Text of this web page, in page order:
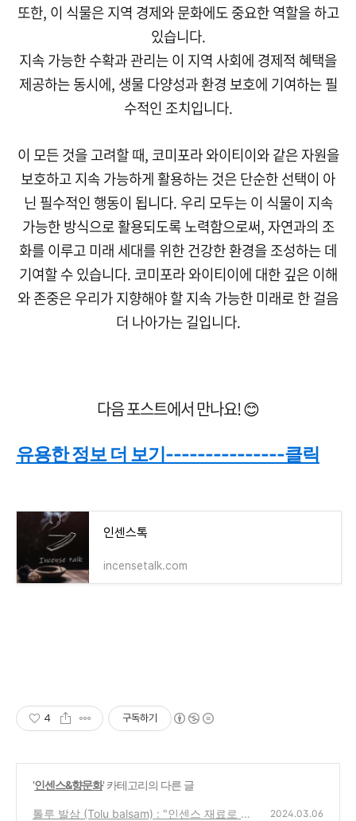
또한, 이 식물은 지역 경제와 문화에도 중요한 역할을 하고
있습니다.
지속 가능한 수확과 관리는 이 지역 사회에 경제적 혜택을
제공하는 동시에, 생물 다양성과 환경 보호에 기여하는 필
수적인 조치입니다.
이 모든 것을 고려할 때, 코미포라 와이티이와 같은 자원을
보호하고 지속 가능하게 활용하는 것은 단순한 선택이 아
닌 필수적인 행동이 됩니다. 우리 모두는 이 식물이 지속
가능한 방식으로 활용되도록 노력함으로써, 자연과의 조
화를 이루고 미래 세대를 위한 건강한 환경을 조성하는 데
기여할 수 있습니다. 코미포라 와이티이에 대한 깊은 이해
와 존중은 우리가 지향해야 할 지속 가능한 미래로 한 걸음
더 나아가는 길입니다.
다음 포스트에서 만나요! 😊
유용한 정보 더 보기---------------클릭
인센스톡
incensetalk.com
4 구독하기
'인센스&향문화' 카테고리의 다른 글
톨루 발삼 (Tolu balsam) : "인센스 재료로 들
2024.03.06